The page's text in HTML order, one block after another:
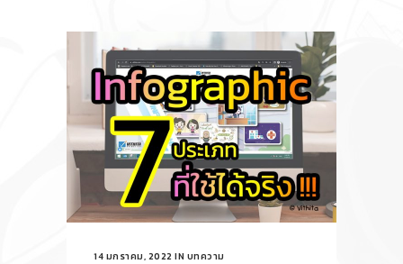
14 มกราคม, 2022 IN บทความ